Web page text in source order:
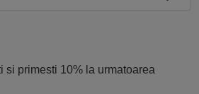
si primesti 10% la urmatoarea